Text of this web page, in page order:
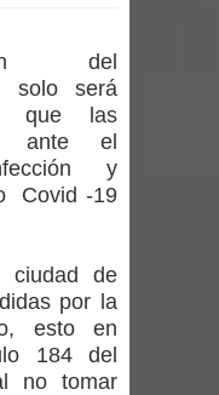
impulsar un
pedagógico
hace que
a
del
solo será
que las
ante el
y
Covid -19
ciudad de
por la
esto en
184 del
no tomar